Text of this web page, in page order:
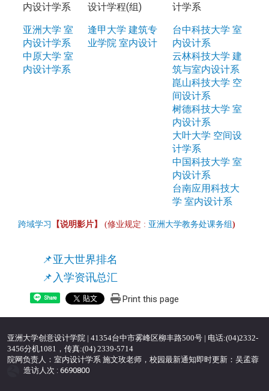
内设计学系
设计学程(组)
计学系
亚洲大学 室
内设计学系
中原大学 室
内设计学系
逢甲大学 建筑专
业学院 室内设计
台中科技大学 室
内设计系
云林科技大学 建
筑与室内设计系
崑山科技大学 空
间设计系
树德科技大学 室
内设计系
大叶大学 空间设
计学系
中国科技大学 室
内设计系
台南应用科技大
学 室内设计系
跨域学习 【说明影片】 (修业规定 : 亚洲大学教务处课务组 )
📌亚大世界排名
📌入学资讯总汇
Share Print this page
亚洲大学创意设计学院 | 41354台中市雾峰区柳丰路500号 | 电话:(04)2332-
3456分机1081，传真:(04) 2339-5714
院网负责人：室内设计学系 施文玫老师，校园最新通知即时更新：吴孟蓉
造访人次 : 6690800